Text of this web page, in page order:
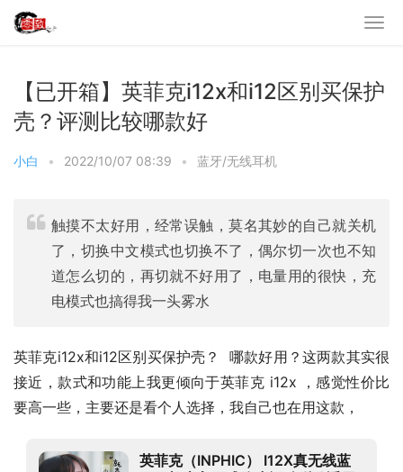
【已开箱】英菲克i12x和i12区别买保护
壳？评测比较哪款好
小白 • 2022/10/07 08:39 • 蓝牙/无线耳机
触摸不太好用，经常误触，莫名其妙的自己就关机
了，切换中文模式也切换不了，偶尔切一次也不知
道怎么切的，再切就不好用了，电量用的很快，充
电模式也搞得我一头雾水
英菲克i12x和i12区别买保护壳？  哪款好用？这两款其实很
接近，款式和功能上我更倾向于英菲克 i12x ，感觉性价比
要高一些，主要还是看个人选择，我自己也在用这款，
英菲克（INPHIC） I12X真无线蓝